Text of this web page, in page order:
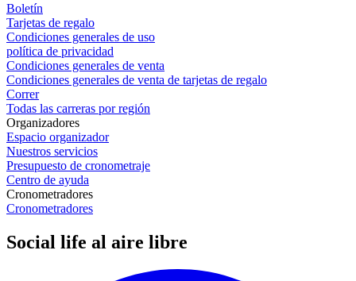
Boletín
Tarjetas de regalo
Condiciones generales de uso
política de privacidad
Condiciones generales de venta
Condiciones generales de venta de tarjetas de regalo
Correr
Todas las carreras por región
Organizadores
Espacio organizador
Nuestros servicios
Presupuesto de cronometraje
Centro de ayuda
Cronometradores
Cronometradores
Social life al aire libre